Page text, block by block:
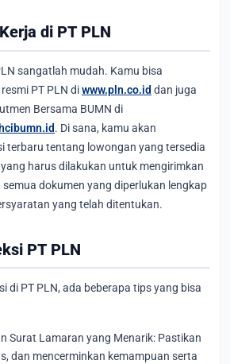
di PT PLN
sangatlah mudah. Kamu bisa
PT PLN diwww.pln.co.id dan juga
Bersama BUMN di
. Di sana, kamu akan
terbaru tentang lowongan yang tersedia
harus dilakukan untuk mengirimkan
dokumen yang diperlukan lengkap
yang telah ditentukan.
PT PLN
di PT PLN, ada beberapa tips yang bisa
Surat Lamaran yang Menarik: Pastikan
dan mencerminkan kemampuan serta